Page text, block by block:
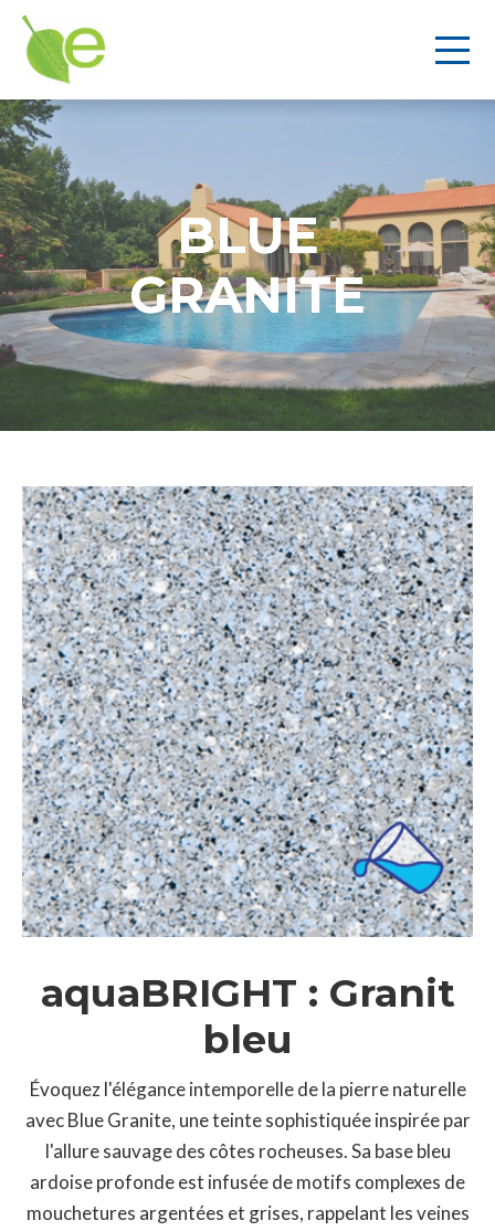
BLUE
GRANITE
aquaBRIGHT : Granit
bleu
Évoquez l'élégance intemporelle de la pierre naturelle
avec Blue Granite, une teinte sophistiquée inspirée par
l'allure sauvage des côtes rocheuses. Sa base bleu
ardoise profonde est infusée de motifs complexes de
mouchetures argentées et grises, rappelant les veines